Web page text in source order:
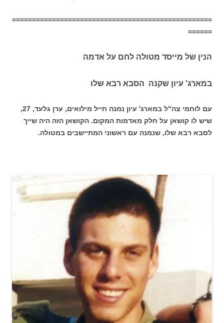
==================================================
======
הנין של מייסד מטולה לחם על אדמה
במארג' עיון שקנה הסבא רבא שלו
עם לוחמי צה"ל במארג' עיון נמנה חייל מילואים, ערן גלעד, 27,
שיש לו קושאן על חלק מאדמות המקום. הקושאן הזה היה שייך
לסבא רבא שלו, שנמנה עם ראשוני המתיישבים במטולה.